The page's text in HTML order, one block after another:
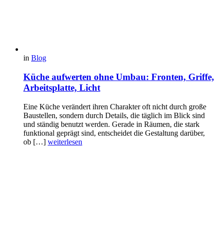
in Blog
Küche aufwerten ohne Umbau: Fronten, Griffe,
Arbeitsplatte, Licht
Eine Küche verändert ihren Charakter oft nicht durch große
Baustellen, sondern durch Details, die täglich im Blick sind
und ständig benutzt werden. Gerade in Räumen, die stark
funktional geprägt sind, entscheidet die Gestaltung darüber,
ob […] weiterlesen